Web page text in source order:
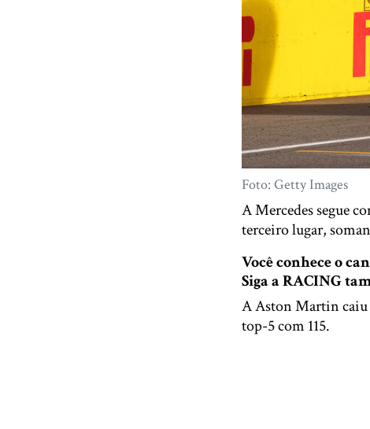
Foto: Getty Images
A Mercedes segue
terceiro lugar,
Você conhece o
Siga a RACING
A Aston Martin caiu
top-5 com 115.